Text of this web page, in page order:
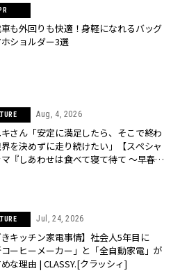
も外回りも快適！身軽になれるバッグ
ショルダー3選
Aug, 4, 2026
さん「安定に満足したら、そこで終わ
を決めずに走り続けたい」【スペシャ
『しあわせは食べて寝て待て ～早春の
Jul, 24, 2026
きキッチン家電事情】社会人5年目に
コーヒーメーカー」と「全自動家電」が
な理由 | CLASSY.[クラッシィ]